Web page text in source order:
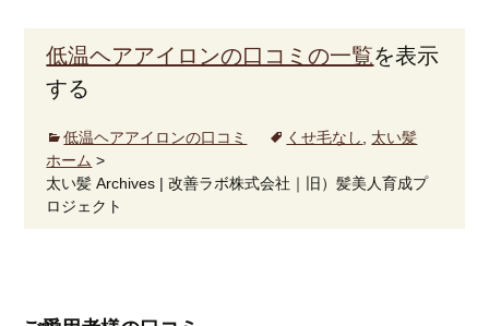
低温ヘアアイロンの口コミの一覧を表示
する
低温ヘアアイロンの口コミ くせ毛なし, 太い髪
ホーム >
太い髪 Archives | 改善ラボ株式会社｜旧）髪美人育成プ
ロジェクト